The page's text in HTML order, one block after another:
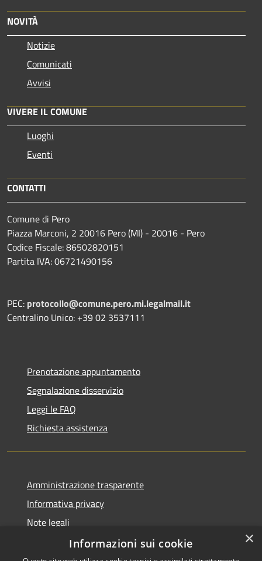
NOVITÀ
Notizie
Comunicati
Avvisi
VIVERE IL COMUNE
Luoghi
Eventi
CONTATTI
Comune di Pero
Piazza Marconi, 2 20016 Pero (MI) - 20016 - Pero
Codice Fiscale: 86502820151
Partita IVA: 06721490156
PEC: protocollo@comune.pero.mi.legalmail.it
Centralino Unico: +39 02 3537111
Prenotazione appuntamento
Segnalazione disservizio
Leggi le FAQ
Richiesta assistenza
Amministrazione trasparente
Informativa privacy
Note legali
Dichiarazione di accessibilità
×
Informazioni sui cookie